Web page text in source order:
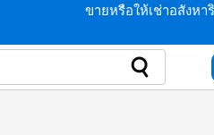
ขายหรือให้เช่าอสังห